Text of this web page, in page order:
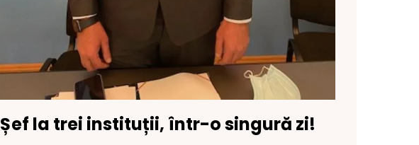
Șef la trei instituții, într-o singură zi!